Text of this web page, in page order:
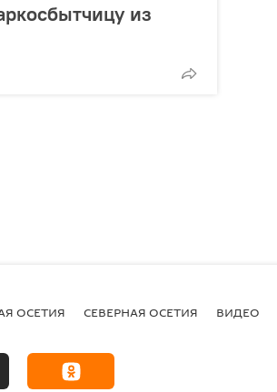
из
ОСЕТИЯ СЕВЕРНАЯ ОСЕТИЯ ВИДЕО